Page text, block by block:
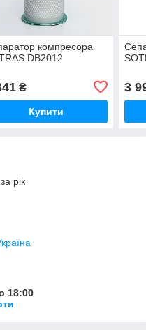
компресора
DB2012
₴
Купити
3
рік
18:00